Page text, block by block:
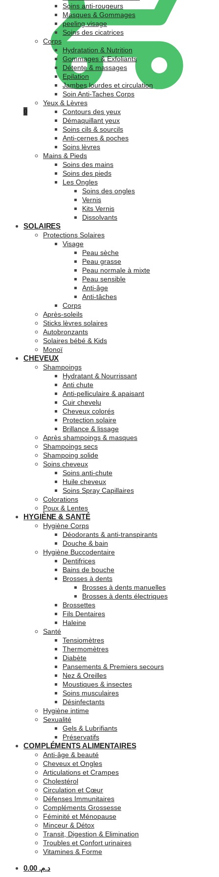
0
Soins anti-rougeurs
Masques & Gommages
peeling visage
Soins des cicatrices
Corps
Hydratation & Nutrition
Gommages & Exfoliants
Détente & massages
Epilation
Jambes lourdes et circulation
Soin Anti-Taches Corps
Yeux & Lèvres
Contours des yeux
Démaquillant yeux
Soins cils & sourcils
Anti-cernes & poches
Soins lèvres
Mains & Pieds
Soins des mains
Soins des pieds
Les Ongles
Soins des ongles
Vernis
Kits Vernis
Dissolvants
SOLAIRES
Protections Solaires
Visage
Peau sèche
Peau grasse
Peau normale à mixte
Peau sensible
Anti-âge
Anti-tâches
Corps
Après-soleils
Sticks lèvres solaires
Autobronzants
Solaires bébé & Kids
Monoï
CHEVEUX
Shampoings
Hydratant & Nourrissant
Anti chute
Anti-pelliculaire & apaisant
Cuir chevelu
Cheveux colorés
Protection solaire
Brillance & lissage
Après shampoings & masques
Shampoings secs
Shampoing solide
Soins cheveux
Soins anti-chute
Huile cheveux
Soins Spray Capillaires
Colorations
Poux & Lentes
HYGIÈNE & SANTÉ
Hygiène Corps
Déodorants & anti-transpirants
Douche & bain
Hygiène Buccodentaire
Dentifrices
Bains de bouche
Brosses à dents
Brosses à dents manuelles
Brosses à dents électriques
Brossettes
Fils Dentaires
Haleine
Santé
Tensiomètres
Thermomètres
Diabète
Pansements & Premiers secours
Nez & Oreilles
Moustiques & insectes
Soins musculaires
Désinfectants
Hygiène intime
Sexualité
Gels & Lubrifiants
Préservatifs
COMPLÉMENTS ALIMENTAIRES
Anti-âge & beauté
Cheveux et Ongles
Articulations et Crampes
Cholestérol
Circulation et Cœur
Défenses Immunitaires
Compléments Grossesse
Féminité et Ménopause
Minceur & Détox
Transit, Digestion & Elimination
Troubles et Confort urinaires
Vitamines & Forme
د.م. 0.00